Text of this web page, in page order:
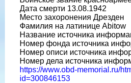
Дата смерти 13.08.1942
Место захоронения Дрезден
Фамилия на латинице Abitow
Название источника
Номер фонда источника
Номер описи источника
Номер дела источника
https://www.obd-memorial.ru/
id=300846153